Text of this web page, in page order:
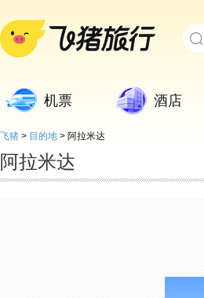
机票 酒店
飞猪 > 目的地 > 阿拉米达
阿拉米达